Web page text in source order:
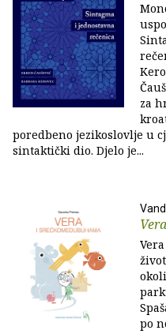
za
poredbeno jezikoslovlje u
sintaktički dio. Djelo je...
po